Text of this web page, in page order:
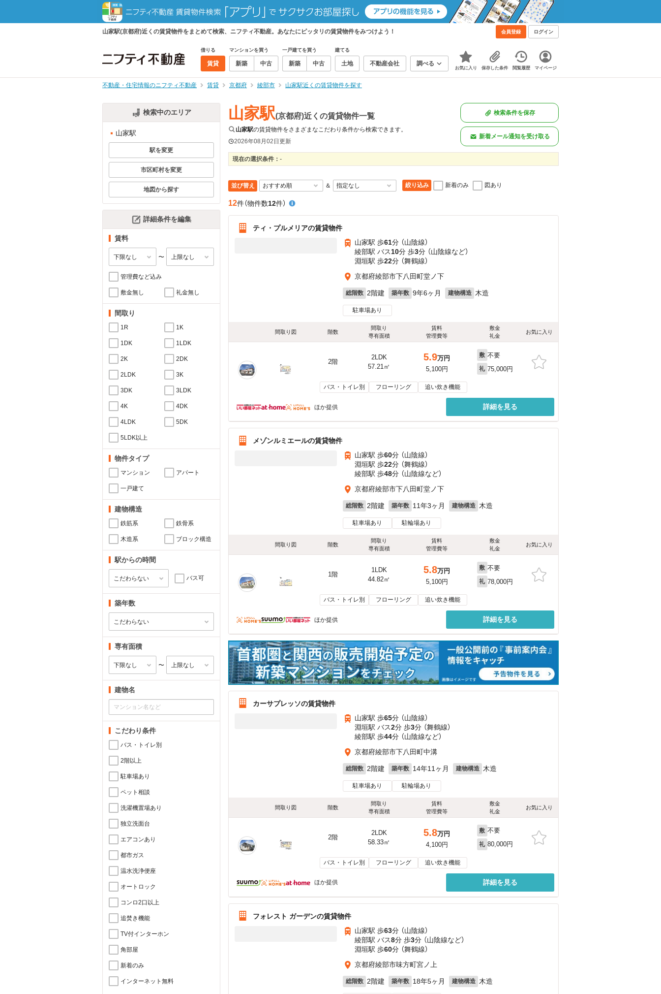
山家駅(京都府)近くの賃貸物件をまとめて検索、ニフティ不動産。あなたにピッタリの賃貸物件をみつけよう！ 会員登録 ログイン
借りる
賃貸
マンションを買う
新築 中古
一戸建てを買う
新築 中古
建てる
土地 不動産会社 調べる
お気に入り 保存した条件 閲覧履歴 マイページ
不動産・住宅情報のニフティ不動産 賃貸 京都府 綾部市 山家駅近くの賃貸物件を探す
検索中のエリア
山家駅
駅を変更
市区町村を変更
地図から探す
詳細条件を編集
賃料
〜
管理費など込み
敷金無し 礼金無し
間取り
1R 1K
1DK 1LDK
2K 2DK
2LDK 3K
3DK 3LDK
4K 4DK
4LDK 5DK
5LDK以上
物件タイプ
マンション アパート
一戸建て
建物構造
鉄筋系 鉄骨系
木造系 ブロック構造
駅からの時間
バス可
築年数
専有面積
〜
建物名
こだわり条件
バス・トイレ別
2階以上
駐車場あり
ペット相談
洗濯機置場あり
独立洗面台
エアコンあり
都市ガス
温水洗浄便座
オートロック
コンロ2口以上
追焚き機能
TV付インターホン
角部屋
新着のみ
インターネット無料
山家駅(京都府)近くの賃貸物件一覧
山家駅の賃貸物件をさまざまなこだわり条件から検索できます。
2026年08月02日更新
検索条件を保存
新着メール通知を受け取る
現在の選択条件： -
並び替え ＆ 絞り込み 新着のみ 図あり
12件（物件数12件）
ティ・プルメリアの賃貸物件
山家駅 歩61分 （山陰線）
綾部駅 バス10分 歩3分 （山陰線など）
淵垣駅 歩22分 （舞鶴線）
京都府綾部市下八田町堂ノ下
総階数 2階建 築年数 9年6ヶ月 建物構造 木造
駐車場あり
間取り図 階数
間取り
専有面積
賃料
管理費等
敷金
礼金
お気に入り
2階
2LDK
57.21㎡
5.9万円
5,100円
敷 不要
礼 75,000円
バス・トイレ別 フローリング 追い炊き機能
ほか提供 詳細を見る
メゾンルミエールの賃貸物件
山家駅 歩60分 （山陰線）
淵垣駅 歩22分 （舞鶴線）
綾部駅 歩48分 （山陰線など）
京都府綾部市下八田町堂ノ下
総階数 2階建 築年数 11年3ヶ月 建物構造 木造
駐車場あり 駐輪場あり
間取り図 階数
間取り
専有面積
賃料
管理費等
敷金
礼金
お気に入り
1階
1LDK
44.82㎡
5.8万円
5,100円
敷 不要
礼 78,000円
バス・トイレ別 フローリング 追い炊き機能
ほか提供 詳細を見る
カーサプレッソの賃貸物件
山家駅 歩65分 （山陰線）
淵垣駅 バス2分 歩3分 （舞鶴線）
綾部駅 歩44分 （山陰線など）
京都府綾部市下八田町中溝
総階数 2階建 築年数 14年11ヶ月 建物構造 木造
駐車場あり 駐輪場あり
間取り図 階数
間取り
専有面積
賃料
管理費等
敷金
礼金
お気に入り
2階
2LDK
58.33㎡
5.8万円
4,100円
敷 不要
礼 80,000円
バス・トイレ別 フローリング 追い炊き機能
ほか提供 詳細を見る
フォレスト ガーデンの賃貸物件
山家駅 歩63分 （山陰線）
綾部駅 バス8分 歩3分 （山陰線など）
淵垣駅 歩60分 （舞鶴線）
京都府綾部市味方町宮ノ上
総階数 2階建 築年数 18年5ヶ月 建物構造 木造